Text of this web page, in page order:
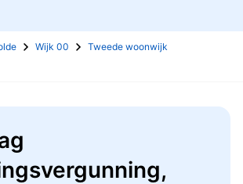
Wijk 00
Tweede woonwijk